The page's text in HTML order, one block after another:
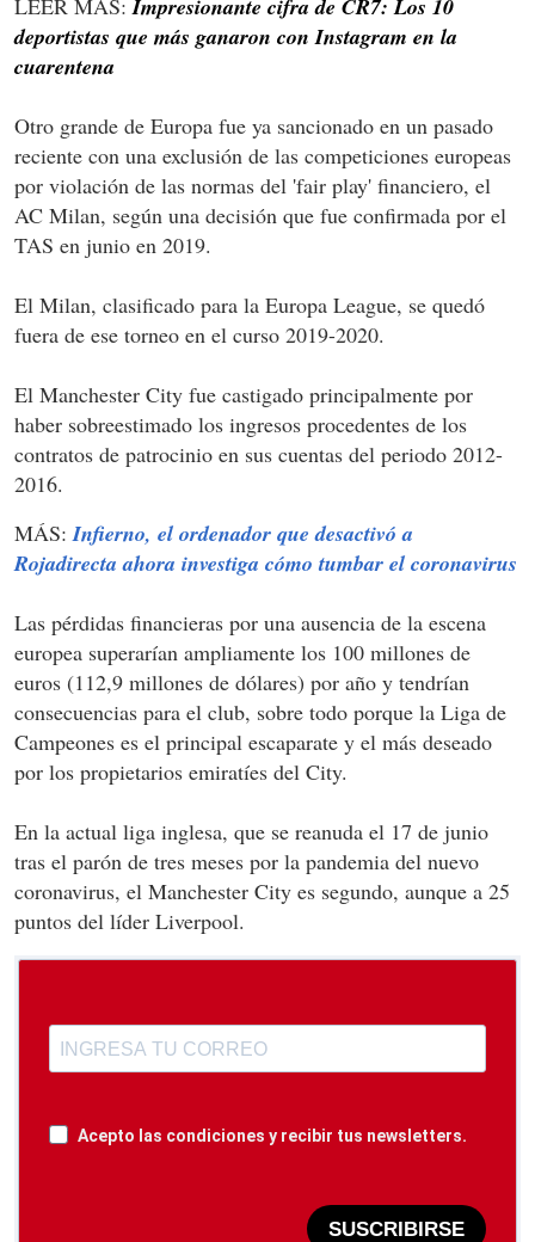
LEER MÁS:Impresionante cifra de CR7: Los 10
deportistas que más ganaron con Instagram en la
cuarentena
Otro grande de Europa fue ya sancionado en un pasado
reciente con una exclusión de las competiciones europeas
por violación de las normas del 'fair play' financiero, el
AC Milan, según una decisión que fue confirmada por el
TAS en junio en 2019.
El Milan, clasificado para la Europa League, se quedó
fuera de ese torneo en el curso 2019-2020.
El Manchester City fue castigado principalmente por
haber sobreestimado los ingresos procedentes de los
contratos de patrocinio en sus cuentas del periodo 2012-
2016.
MÁS: Infierno, el ordenador que desactivó a
Rojadirecta ahora investiga cómo tumbar el coronavirus
Las pérdidas financieras por una ausencia de la escena
europea superarían ampliamente los 100 millones de
euros (112,9 millones de dólares) por año y tendrían
consecuencias para el club, sobre todo porque la Liga de
Campeones es el principal escaparate y el más deseado
por los propietarios emiratíes del City.
En la actual liga inglesa, que se reanuda el 17 de junio
tras el parón de tres meses por la pandemia del nuevo
coronavirus, el Manchester City es segundo, aunque a 25
puntos del líder Liverpool.
Acepto las condiciones y recibir tus newsletters.
SUSCRIBIRSE